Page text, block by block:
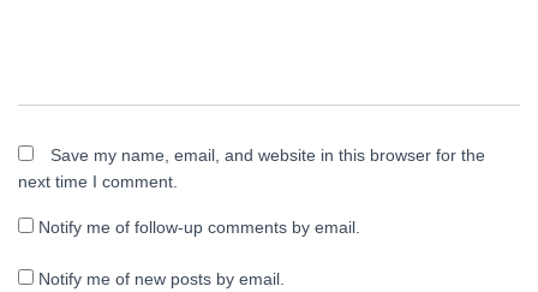
Save my name, email, and website in this browser for the
next time I comment.
Notify me of follow-up comments by email.
Notify me of new posts by email.